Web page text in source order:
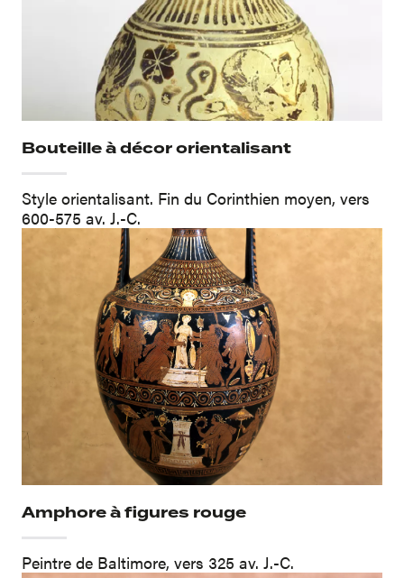
Bouteille à décor orientalisant
Style orientalisant. Fin du Corinthien moyen, vers
600-575 av. J.-C.
Amphore à figures rouge
Peintre de Baltimore, vers 325 av. J.-C.